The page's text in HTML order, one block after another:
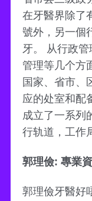
在牙醫界除了
號外，另一個
牙。 从行政
管理等几个方
国家、省市、
应的处室和配
成立了一系列
行轨道，工作
郭理儉: 專業
郭理儉牙醫好